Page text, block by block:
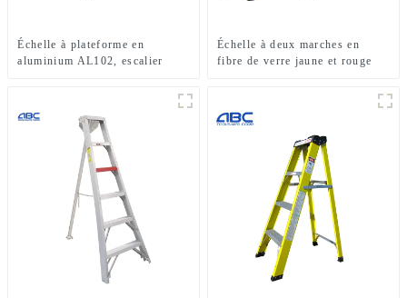
Échelle à plateforme en
aluminium AL102, escalier
Échelle à deux marches en
fibre de verre jaune et rouge